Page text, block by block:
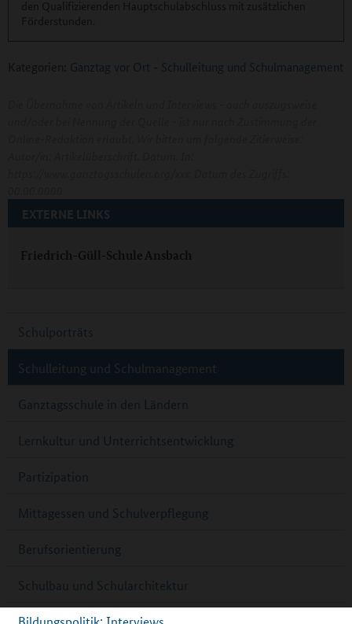
Kategorien: Ganztag vor Ort - Schulleitung und Schulmanagement
EXTERNE LINKS
Friedrich-Güll-Schule Ansbach
Schulporträts
Schulleitung und Schulmanagement
Ganztagsschule in den Ländern
Lernkultur und Unterrichtsentwicklung
Partizipation
Mittagessen und Schulverpflegung
Berufsorientierung
Schulbau und Schularchitektur